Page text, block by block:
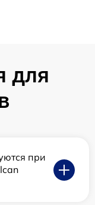
для
при